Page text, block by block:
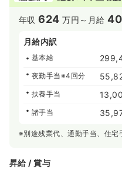
年収624 万円～ 月給
月給内訳
基本給
夜勤手当※4回分
扶養手当
諸手当
※別途残業代、通勤手当、住宅
昇給 / 賞与